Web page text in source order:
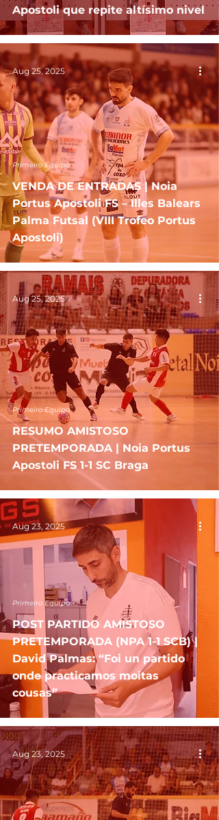
Apostoli que repite altísimo nivel
VENDA DE ENTRADAS | Noia
Portus Apostoli FS – Illes Balears
Palma Futsal (VIII Trofeo Portus
Apostoli)
Primeiro Equipo
Aug 25, 2025
RESUMO AMISTOSO
PRETEMPORADA | Noia Portus
Apostoli FS 1-1 SC Braga
Primeiro Equipo
Aug 25, 2025
POST PARTIDO AMISTOSO
PRETEMPORADA (NPA 1-1 SCB) |
David Palmas: “Foi un partido
onde practicamos moitas
cousas”
Primeiro Equipo
Aug 23, 2025
Aug 23, 2025